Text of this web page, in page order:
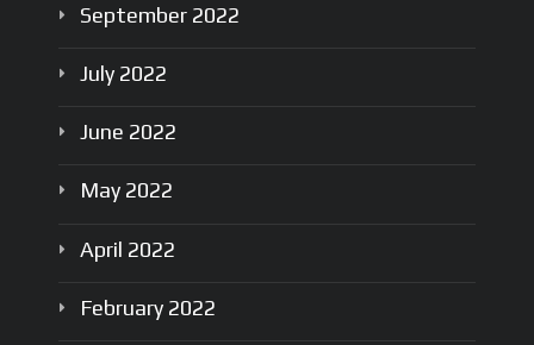
September 2022
July 2022
June 2022
May 2022
April 2022
February 2022